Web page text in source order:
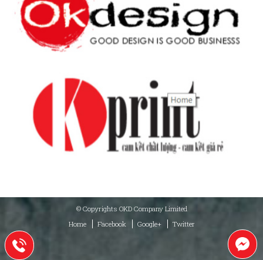
© Copyrights OKD Company Limited
Home
Facebook Google+ Twitter
+84912865242